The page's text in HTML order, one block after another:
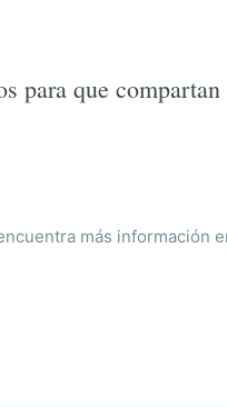
para que
más información